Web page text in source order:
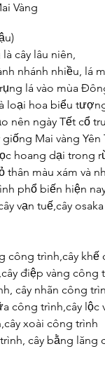
Vàng
cây lâu niên,
nhánh nhiều, lá
lá vào mùa
loại hoa biểu
nên ngày Tết cổ
Mai vàng
hoang dại trong
thân màu xám và
phổ biến hiện
vạn tuế,cây
công trình,cây
điệp vàng công
cây nhãn công
công trình,cây lộc
xoài công trình
cây bằng